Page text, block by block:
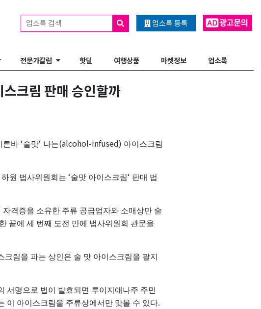
업소록 등록
업소록 검색
전문가칼럼 핫딜 여행상품 마켓정보 업소록
크림 판매 승인할까
른바 ‘술맛‘ 나는(alcohol-infused) 아이스크림
하원 법사위원회는 ‘술맛 아이스크림‘ 판매 법
자격증을 소유한 주류 공급업자와 소매상만 술
끝에 세 번째 도전 만에 법사위원회 관문을
크림을 파는 상인은 술 맛 아이스크림을 팔지
서명으로 법이 발효되면 루이지애나주 주민
이 아이스크림을 주류상에서만 맛볼 수 있다.